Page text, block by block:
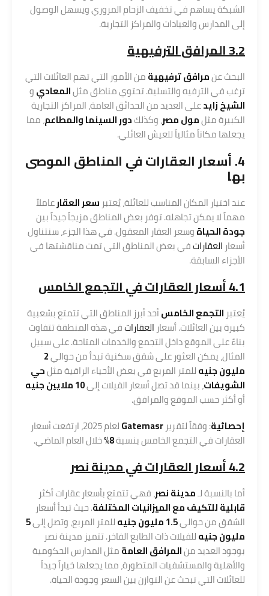
الشبكة يساهم في تخفيف الزحام المروري ويسهل الوصول
إلى المدارس والعيادات والمراكز التجارية.
3.2 المرافق الترفيهية
البحث عنمرافق ترفيهيةمن الأمور التي تهم العائلات التي
ترغب في الترفيه والتسلية. تحتوي مناطق مثلالمعاديو
الشيخ زايدعلى العديد من الحدائق العامة، المراكز التجارية
الكبيرة مثلمول مصر، وكذلكدور السينما والمطاعم، مما
يجعلها مكاناً مثالياً للعيش العائلي.
4. أسعار العقاراتفي المناطق الموصى
بها
عند اختيار المكان المناسب للعائلة، يُعتبر سعرالعقارعاملاً
مهماً لا يمكن تجاهله. توفر بعض المناطق مزيجاً جيداً بين
جودة الحياةوسعر العقار المعقول. في هذا الجزء، سنتناول
أسعار العقاراتفي بعض المناطق التي تمت مناقشتها في
الأجزاء السابقة.
4.1 أسعار العقاراتفي التجمع الخامس
يُعتبر التجمع الخامسأحد أبرز المناطق التي تتمتع بشعبية
كبيرة بين العائلات. أسعار العقاراتفي هذه المنطقة تتفاوت
بناءً على الموقع داخل التجمع والخدمات المتاحة. على سبيل
المثال، يمكن العثور على شقق سكنية تبدأ من حوالي2
مليون جنيهللمتر المربع في بعض الأحياء الراقية مثلحي
الشويفات، بينما قد تصل أسعار الفيلات إلى10 ملايين جنيه
أو أكثر حسب الموقع والمرافق.
إحصائية: وفقاً لتقرير Gatemasr
لعام 2025، ارتفعت أسعار
العقارات في التجمع الخامس بنسبة8% خلال العام الماضي.
4.2 أسعار العقارات في مدينة نصر
أما بالنسبة لـمدينة نصر، فهي تتمتع بأسعار عقارات أكثر
قابلية للتكيف مع الميزانيات المختلفة. حيث تبدأ أسعار
الشقق من حوالي1.5 مليون جنيه للمتر المربع، وتصل إلى5
مليون جنيهللفيلات ذات الطابع الفاخر. تتميز مدينة نصر
بوجود العديد منالمرافق العامةمثل المدارس الحكومية
والأهلية والمستشفيات المتطورة، مما يجعلها خياراً جيداً
للعائلات التي تبحث عن التوازن بين السعر وجودة الحياة.